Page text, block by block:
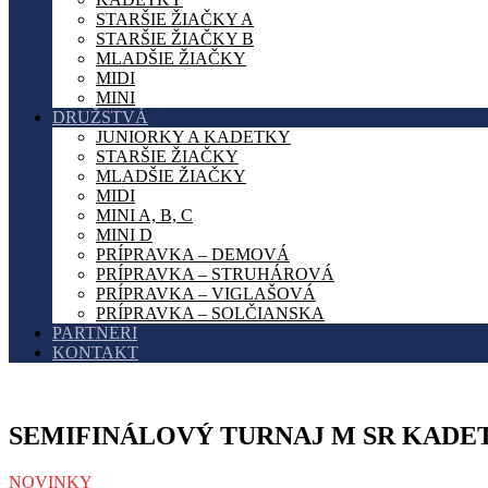
STARŠIE ŽIAČKY A
STARŠIE ŽIAČKY B
MLADŠIE ŽIAČKY
MIDI
MINI
DRUŽSTVÁ
JUNIORKY A KADETKY
STARŠIE ŽIAČKY
MLADŠIE ŽIAČKY
MIDI
MINI A, B, C
MINI D
PRÍPRAVKA – DEMOVÁ
PRÍPRAVKA – STRUHÁROVÁ
PRÍPRAVKA – VIGLAŠOVÁ
PRÍPRAVKA – SOLČIANSKA
PARTNERI
KONTAKT
SEMIFINÁLOVÝ TURNAJ M SR
NOVINKY